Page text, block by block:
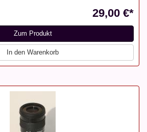
29,00 €*
Zum Produkt
In den Warenkorb